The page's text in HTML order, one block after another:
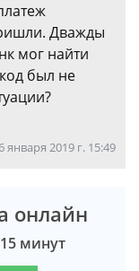
Дважды
мог найти
был не
6 января 2019 г. 15:49
онлайн
минут